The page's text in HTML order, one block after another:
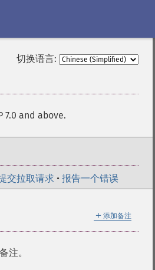
切换语言:
7.0 and above.
交拉取请求 • 报告一个错误
＋ 添加备注
注。